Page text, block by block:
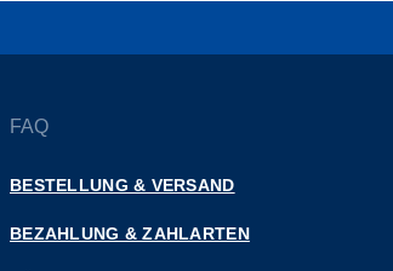
FAQ
BESTELLUNG & VERSAND
BEZAHLUNG & ZAHLARTEN